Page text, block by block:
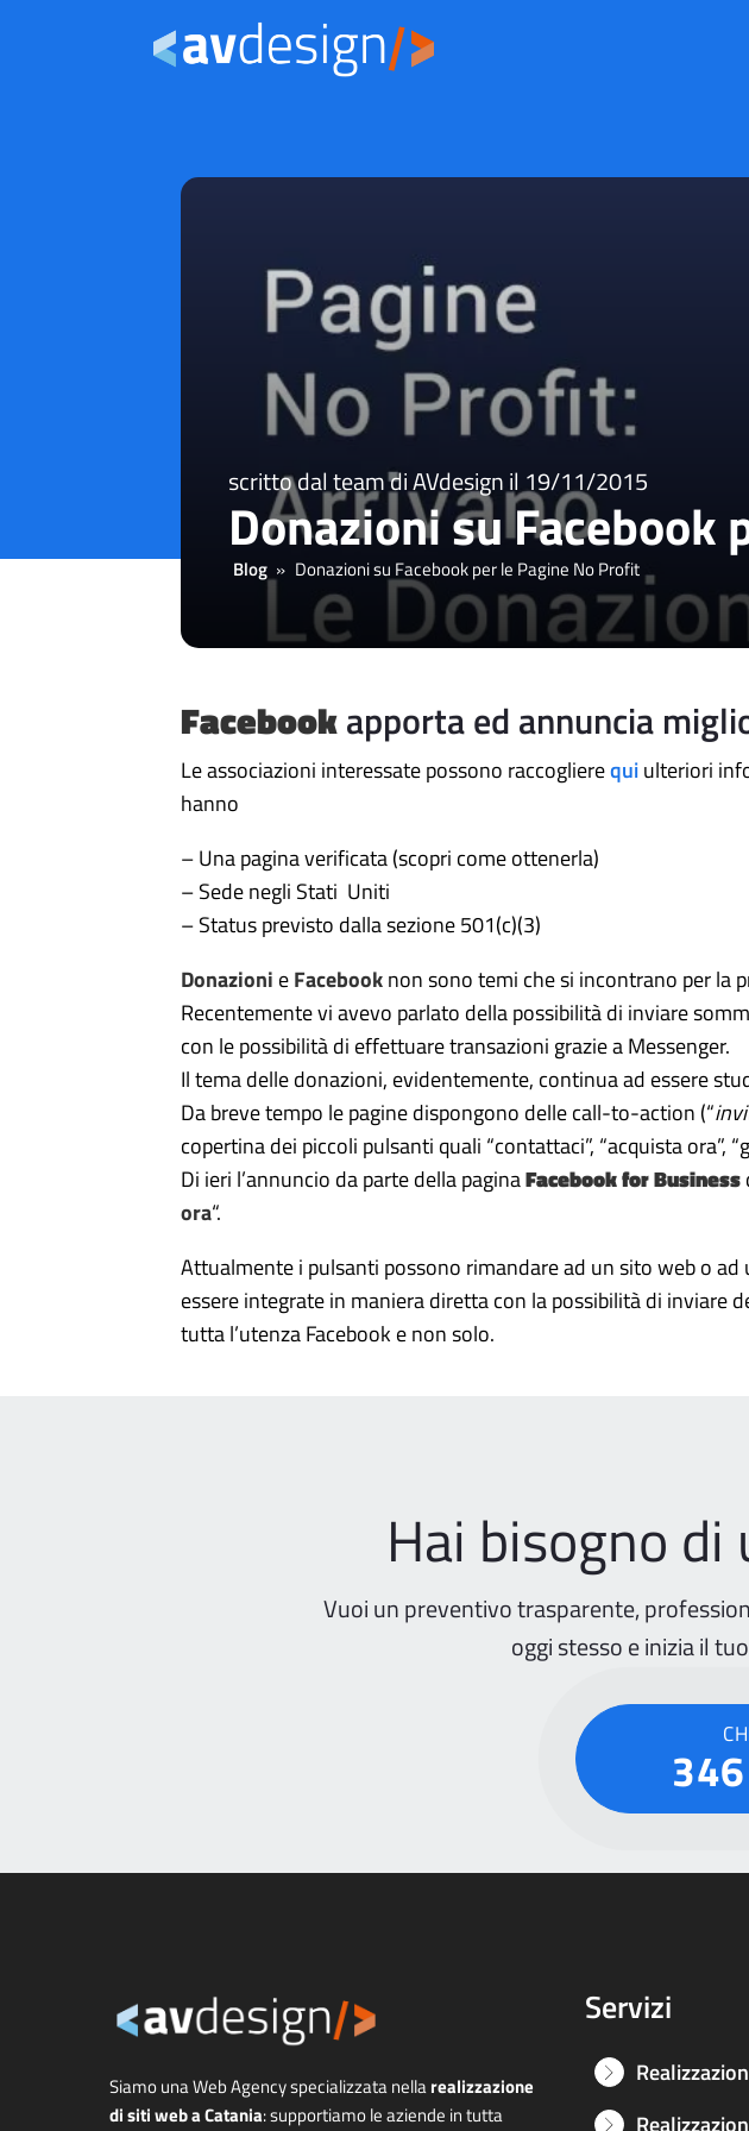
scritto dal team di AVdesign il 19/11/2015
Donazioni su
Blog » Donazioni su Facebook per le Pagine No Profit
Facebookapporta ed annuncia
Le associazioni interessate possono raccoglierequiulteriori
hanno
– Una pagina verificata (scopri come ottenerla)
– Sede negli Stati Uniti
– Status previsto dalla sezione 501(c)(3)
Donazioni eFacebooknon sono temi che si incontrano per la
Recentemente vi avevo parlato della possibilità di inviare
con le possibilità di effettuare transazioni grazie a Messenger.
Il tema delle donazioni, evidentemente, continua ad essere
Da breve tempo le pagine dispongono delle call-to-action (“
copertina dei piccoli pulsanti quali “contattaci”, “acquista ora”,
Di ieri l’annuncio da parte della paginaFacebook for Business
ora“.
Attualmente i pulsanti possono rimandare ad un sito web o
essere integrate in maniera diretta con la possibilità di inviare
tutta l’utenza Facebook e non solo.
Hai bisogno di
Vuoi un preventivo trasparente,
oggi stesso e inizia il
Siamo una Web Agency specializzata nellarealizzazione
di siti web a Catania: supportiamo le aziende in tutta
Servizi